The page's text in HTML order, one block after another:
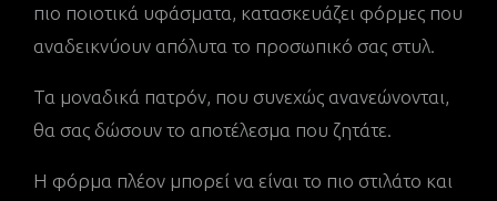
πιο ποιοτικά υφάσματα, κατασκευάζει φόρμες που
αναδεικνύουν απόλυτα το προσωπικό σας στυλ.
Τα μοναδικά πατρόν, που συνεχώς ανανεώνονται,
θα σας δώσουν το αποτέλεσμα που ζητάτε.
Η φόρμα πλέον μπορεί να είναι το πιο στιλάτο και